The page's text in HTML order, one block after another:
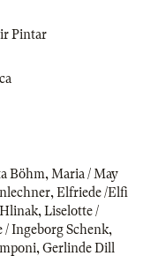
Pintar
Böhm, Maria / May
, Elfriede /Elfi
, Liselotte /
/ Ingeborg Schenk,
, Gerlinde Dill